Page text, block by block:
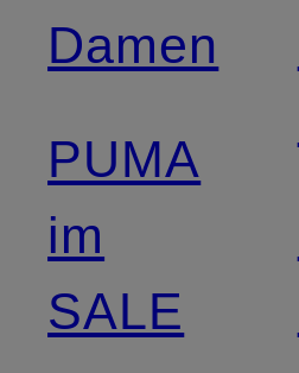
Damen
PUMA
im
SALE